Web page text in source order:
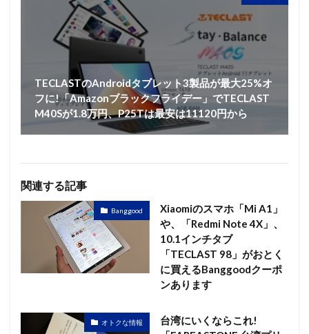
TECLASTのAndroidタブレット3製品が最大25%オ
フに!「Amazonブラックフライデー」でTECLAST
M40Sが1.8万円、P25Tは最安は11120円から
関連する記事
Banggood
Xiaomiのスマホ「Mi A1」
や、「Redmi Note 4X」、
10.1インチタブ
「TECLAST 98」がおとく
に買えるBanggoodクーポ
ンあります
オトクな情報
台湾にいくならこれ!